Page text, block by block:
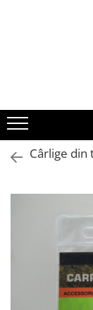
Lansete la crap
Mulinete la crap
Fire Crap
Accesorii,
Rod Pod,
Carlige crap
Avertizoare si
Pescuit Feeder,
Cârlige din